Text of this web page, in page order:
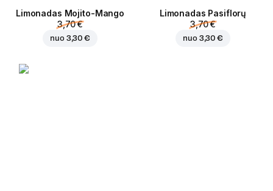
Limonadas Mojito-Mango
3,70 €
nuo 3,30 €
Limonadas Pasiflorų
3,70 €
nuo 3,30 €